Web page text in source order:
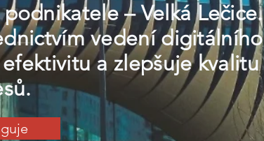
– Velká Lečice.
vedení digitálního
a zlepšuje kvalitu